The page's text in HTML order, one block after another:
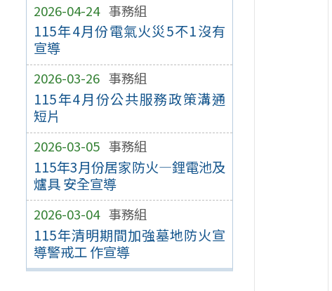
2026-04-24 事務組
115年4月份電氣火災5不1沒有
宣導
2026-03-26 事務組
115年4月份公共服務政策溝通
短片
2026-03-05 事務組
115年3月份居家防火—鋰電池及
爐具 安全宣導
2026-03-04 事務組
115年清明期間加強墓地防火宣
導警戒工 作宣導